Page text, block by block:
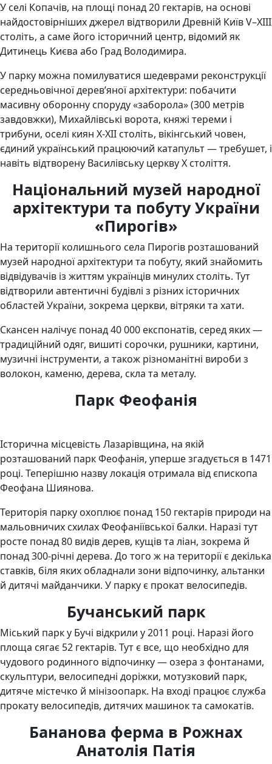
У селі Копачів, на площі понад 20 гектарів, на основі
найдостовірніших джерел відтворили Древній Київ V–XIII
століть, а саме його історичний центр, відомий як
Дитинець Києва або Град Володимира.
У парку можна помилуватися шедеврами реконструкції
середньовічної дерев’яної архітектури: побачити
масивну оборонну споруду «заборола» (300 метрів
завдовжки), Михайлівські ворота, княжі тереми і
трибуни, оселі киян Х-ХII століть, вікінгський човен,
єдиний український працюючий катапульт — требушет, і
навіть відтворену Василівську церкву Х століття.
Національний музей народної
архітектури та побуту України
«Пирогів»
На території колишнього села Пирогів розташований
музей народної архітектури та побуту, який знайомить
відвідувачів із життям українців минулих століть. Тут
відтворили автентичні будівлі з різних історичних
областей України, зокрема церкви, вітряки та хати.
Скансен налічує понад 40 000 експонатів, серед яких —
традиційний одяг, вишиті сорочки, рушники, картини,
музичні інструменти, а також різноманітні вироби з
волокон, каменю, дерева, скла та металу.
Парк Феофанія
Історична місцевість Лазарівщина, на якій
розташований парк Феофанія, уперше згадується в 1471
році. Теперішню назву локація отримала від єпископа
Феофана Шиянова.
Територія парку охоплює понад 150 гектарів природи на
мальовничих схилах Феофаніївської балки. Наразі тут
росте понад 80 видів дерев, кущів та ліан, зокрема й
понад 300-річні дерева. До того ж на території є декілька
ставків, біля яких обладнали зони відпочинку, альтанки
й дитячі майданчики. У парку є прокат велосипедів.
Бучанський парк
Міський парк у Бучі відкрили у 2011 році. Наразі його
площа сягає 52 гектарів. Тут є все, що необхідно для
чудового родинного відпочинку — озера з фонтанами,
скульптури, велосипедні доріжки, мотузковий парк,
дитяче містечко й мінізоопарк. На вході працює служба
прокату велосипедів, дитячих машинок та самокатів.
Бананова ферма в Рожнах
Анатолія Патія